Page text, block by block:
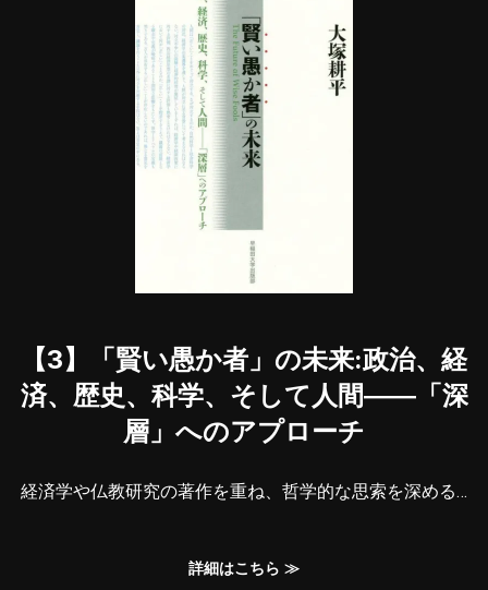
【3】「賢い愚か者」の未来:政治、経
済、歴史、科学、そして人間――「深
層」へのアプローチ
経済学や仏教研究の著作を重ね、哲学的な思索を深める…
詳細はこちら ≫